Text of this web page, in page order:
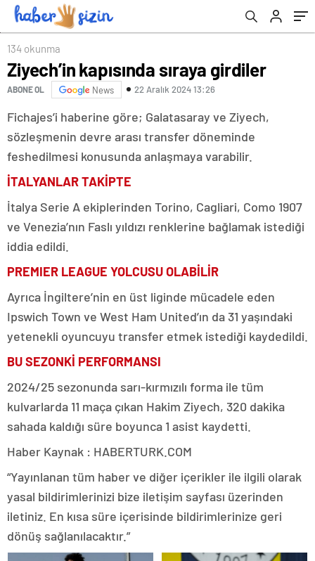
134 okunma
Ziyech’in kapısında sıraya girdiler
ABONE OL News 22 Aralık 2024 13:26
Fichajes’i haberine göre; Galatasaray ve Ziyech,
sözleşmenin devre arası transfer döneminde
feshedilmesi konusunda anlaşmaya varabilir.
İTALYANLAR TAKİPTE
İtalya Serie A ekiplerinden Torino, Cagliari, Como 1907
ve Venezia’nın Faslı yıldızı renklerine bağlamak istediği
iddia edildi.
PREMIER LEAGUE YOLCUSU OLABİLİR
Ayrıca İngiltere’nin en üst liginde mücadele eden
Ipswich Town ve West Ham United’ın da 31 yaşındaki
yetenekli oyuncuyu transfer etmek istediği kaydedildi.
BU SEZONKİ PERFORMANSI
2024/25 sezonunda sarı-kırmızılı forma ile tüm
kulvarlarda 11 maça çıkan Hakim Ziyech, 320 dakika
sahada kaldığı süre boyunca 1 asist kaydetti.
Haber Kaynak : HABERTURK.COM
“Yayınlanan tüm haber ve diğer içerikler ile ilgili olarak
yasal bildirimlerinizi bize iletişim sayfası üzerinden
iletiniz. En kısa süre içerisinde bildirimlerinize geri
dönüş sağlanılacaktır.”